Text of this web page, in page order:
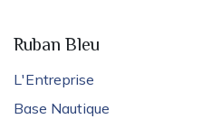
Ruban Bleu
L'Entreprise
Base Nautique